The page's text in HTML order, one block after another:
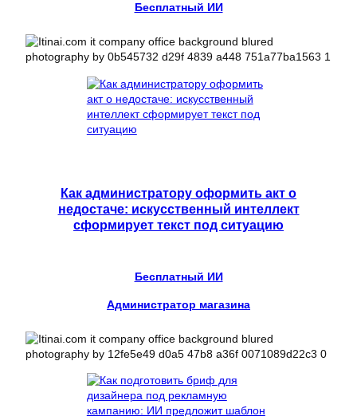
Бесплатный ИИ
Как администратору оформить акт о
недостаче: искусственный интеллект
сформирует текст под ситуацию
Бесплатный ИИ
Администратор магазина